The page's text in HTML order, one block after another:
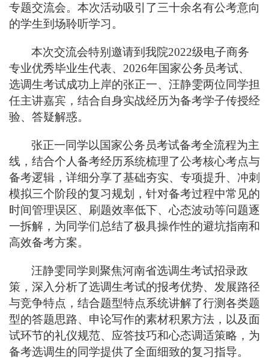
专题交流会。本次活动吸引了三十余名有公考意向
的学生到场聆听学习。
本次交流会特别邀请到我院2022级电子商务
专业优秀毕业生代表、 2026年国家公务员考试、
选调生考试成功上岸的张正一、汪静雯两位同学担
任主讲嘉宾，结合自身实战经历为备考学子传授经
验、答疑解惑。
张正一同学以国家公务员考试备考全流程为主
线，结合个人备考经历系统梳理了公考核心考点与
备考逻辑，详细分享了基础夯实、专项提升、冲刺
模拟三个阶段的复习规划，针对备考过程中常见的
时间管理误区、刷题效率低下、心态波动等问题逐
一拆解，为同学们总结了极具操作性的避坑指南和
高效备考方案。
汪静雯同学则聚焦河南省选调生考试招录政
策，深入分析了选调生考试的报考优势、发展路径
与竞争特点，结合题型特点系统讲解了行测各类题
型的答题思路、申论写作的素材积累方法，以及面
试环节的礼仪规范、应答技巧和心态调适策略，为
备考选调生的同学提供了全面细致的复习指导。